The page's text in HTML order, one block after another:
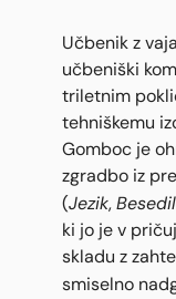
Učbenik z
učbeniški
triletnim
tehniškemu
Gomboc je
zgradbo iz
(Jezik,
ki jo je v
skladu z
smiselno